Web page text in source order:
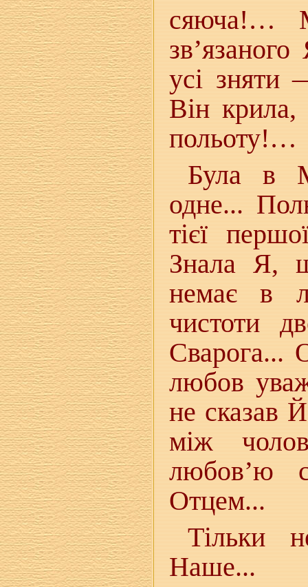
сяюча!…
усі зняти
Він
польоту!…
Була в
одне...
тієї
Знала Я,
немає в
чистоти
Сварога...
любов
не сказав
між
любов’ю
Отцем...
Тільки
Наше...